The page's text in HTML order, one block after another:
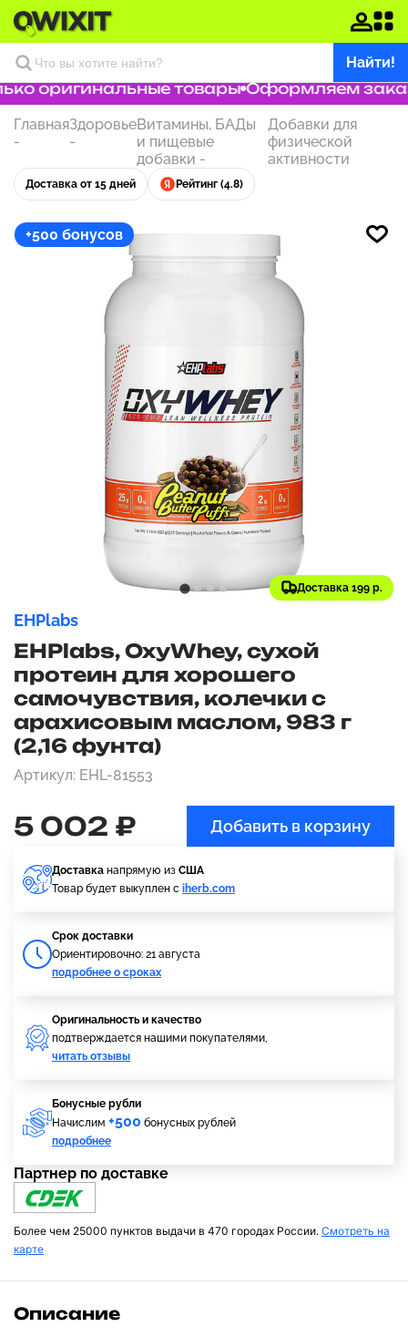
Найти!
оригинальные товары Оформляем заказ
Главная
-
Здоровье
-
Витамины, БАДы
и пищевые
добавки -
Добавки для
физической
активности
Доставка от 15 дней Рейтинг (4.8)
+500 бонусов
Доставка 199 р.
EHPlabs
EHPlabs, OxyWhey, сухой
протеин для хорошего
самочувствия, колечки с
арахисовым маслом, 983 г
(2,16 фунта)
Артикул: EHL-81553
5 002 ₽ Добавить в корзину
Доставка напрямую из США
Товар будет выкуплен с iherb.com
Cрок доставки
Ориентировочно: 21 августа
подробнее о сроках
Оригинальность и качество
подтверждается нашими покупателями,
читать отзывы
Бонусные рубли
Начислим +500 бонусных рублей
подробнее
Партнер по доставке
Более чем 25000 пунктов выдачи в 470 городах России. Смотреть на
карте
Описание